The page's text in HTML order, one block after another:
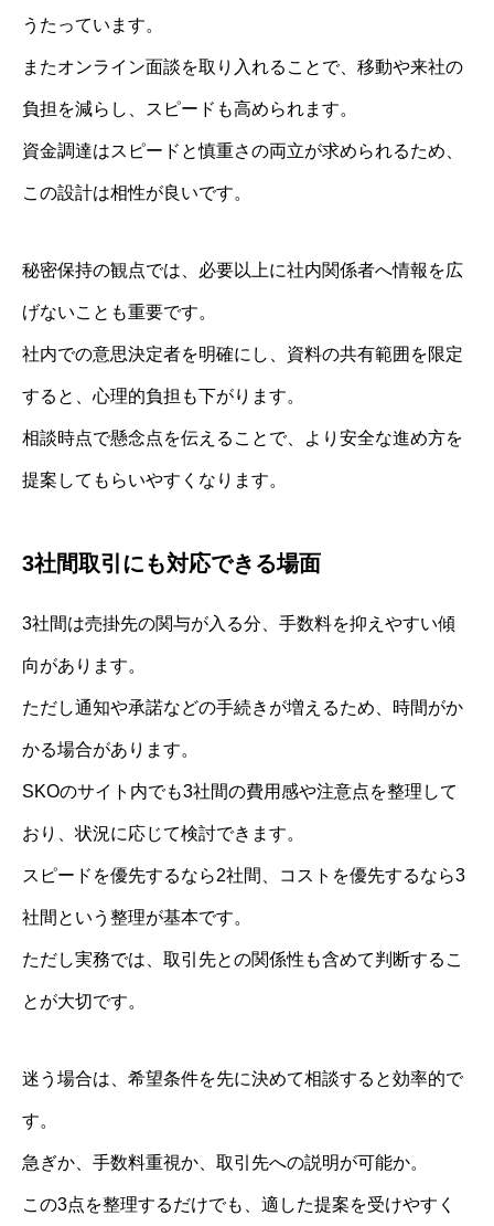
うたっています。
またオンライン面談を取り入れることで、移動や来社の
負担を減らし、スピードも高められます。
資金調達はスピードと慎重さの両立が求められるため、
この設計は相性が良いです。
秘密保持の観点では、必要以上に社内関係者へ情報を広
げないことも重要です。
社内での意思決定者を明確にし、資料の共有範囲を限定
すると、心理的負担も下がります。
相談時点で懸念点を伝えることで、より安全な進め方を
提案してもらいやすくなります。
3社間取引にも対応できる場面
3社間は売掛先の関与が入る分、手数料を抑えやすい傾
向があります。
ただし通知や承諾などの手続きが増えるため、時間がか
かる場合があります。
SKOのサイト内でも3社間の費用感や注意点を整理して
おり、状況に応じて検討できます。
スピードを優先するなら2社間、コストを優先するなら3
社間という整理が基本です。
ただし実務では、取引先との関係性も含めて判断するこ
とが大切です。
迷う場合は、希望条件を先に決めて相談すると効率的で
す。
急ぎか、手数料重視か、取引先への説明が可能か。
この3点を整理するだけでも、適した提案を受けやすく